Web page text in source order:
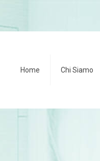
Home Chi Siamo